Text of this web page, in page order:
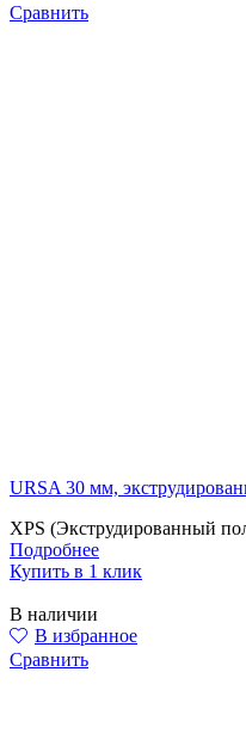
Сравнить
URSA 30 мм,
XPS (Экструдированный
Подробнее
Купить в 1 клик
В наличии
В избранное
Сравнить